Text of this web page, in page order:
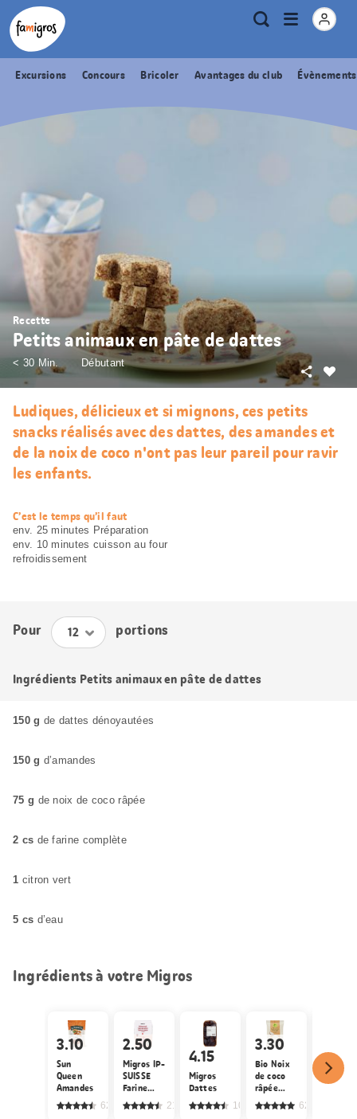
Signets
de
navigation
Header
Logo Métanavigation
RechercheOuvrir
Excursions Concours Bricoler Avantages du club
Recette
Petits animaux en pâte de dattes
< 30 Min.
Débutant
Partager
Ludiques, délicieux et si mignons, ces petits
snacks réalisés avec des dattes, des amandes et
de la noix de coco n'ont pas leur pareil pour ravir
les enfants.
web.recipe.accessibilityTitle
C’est le temps qu’il faut
env. 25 minutes Préparation
env. 10 minutes cuisson au four
refroidissement
Pour portions
Ingrédients Petits animaux en pâte de dattes
150 g de dattes dénoyautées
150 g d’amandes
75 g de noix de coco râpée
2 cs de farine complète
1 citron vert
5 cs d’eau
Ingrédients à votre Migros
3.10
Sun
Queen
Amandes
625
2.50
Migros IP-
SUISSE
Farine
complète
Typ 1600
217
4.15
Migros
Dattes
1059
3.30
Bio Noix
de coco
râpée
râpée
62
Prix du
jour
Bio